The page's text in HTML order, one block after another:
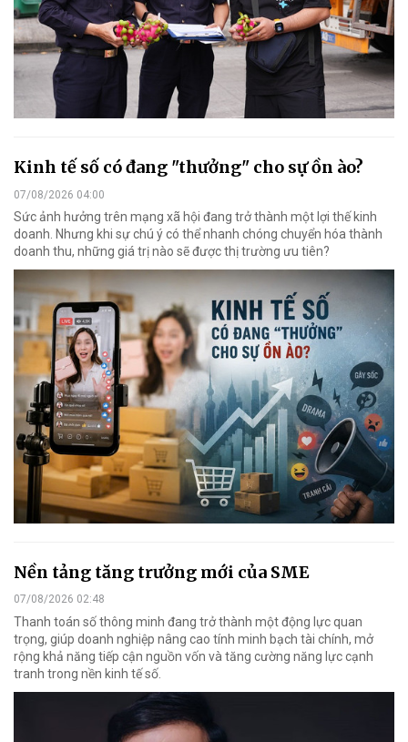
Kinh tế số có đang "thưởng" cho sự ồn ào?
07/08/2026 04:00
Sức ảnh hưởng trên mạng xã hội đang trở thành một lợi thế kinh
doanh. Nhưng khi sự chú ý có thể nhanh chóng chuyển hóa thành
doanh thu, những giá trị nào sẽ được thị trường ưu tiên?
Nền tảng tăng trưởng mới của SME
07/08/2026 02:48
Thanh toán số thông minh đang trở thành một động lực quan
trọng, giúp doanh nghiệp nâng cao tính minh bạch tài chính, mở
rộng khả năng tiếp cận nguồn vốn và tăng cường năng lực cạnh
tranh trong nền kinh tế số.